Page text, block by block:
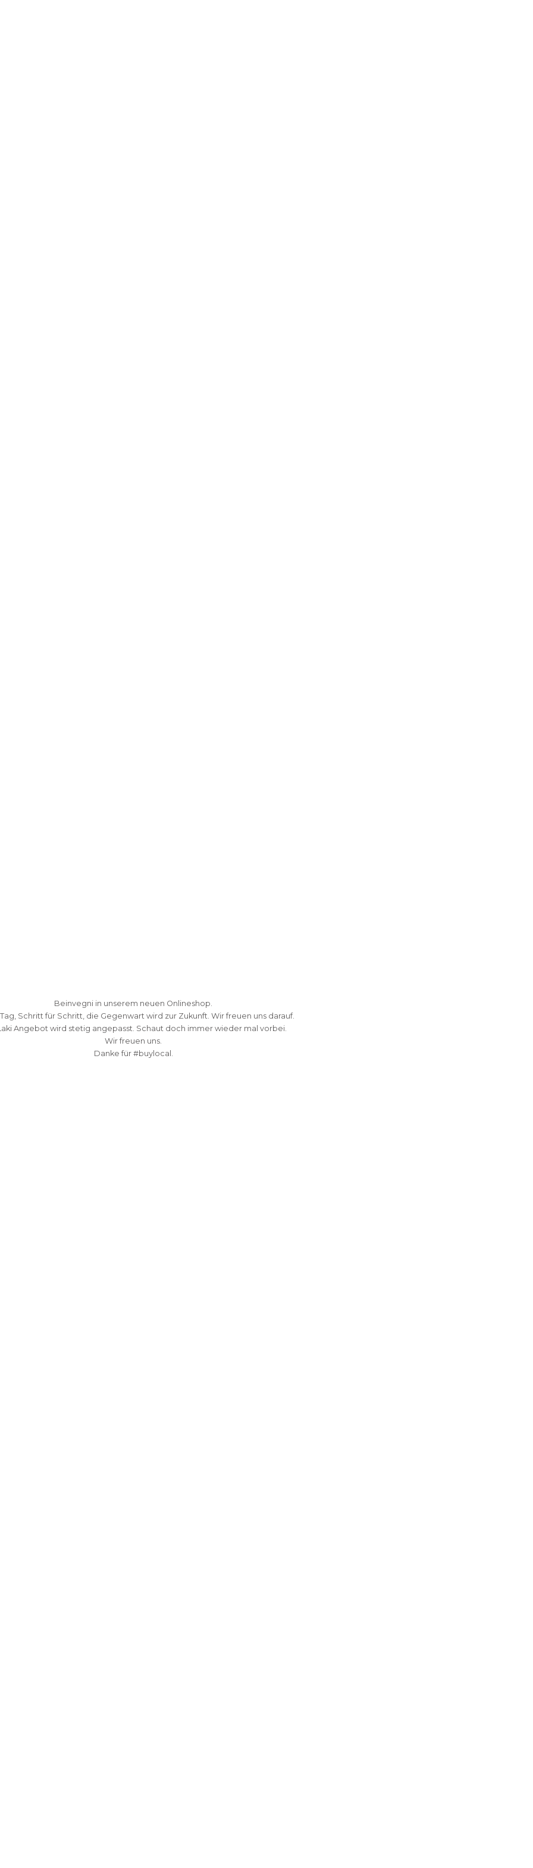
Beinvegni in unserem neuen Onlineshop.
Schritt für Schritt, die Gegenwart wird zur Zukunft. Wir freuen uns darauf.
Angebot wird stetig angepasst. Schaut doch immer wieder mal vorbei.
Wir freuen uns.
Danke für #buylocal.